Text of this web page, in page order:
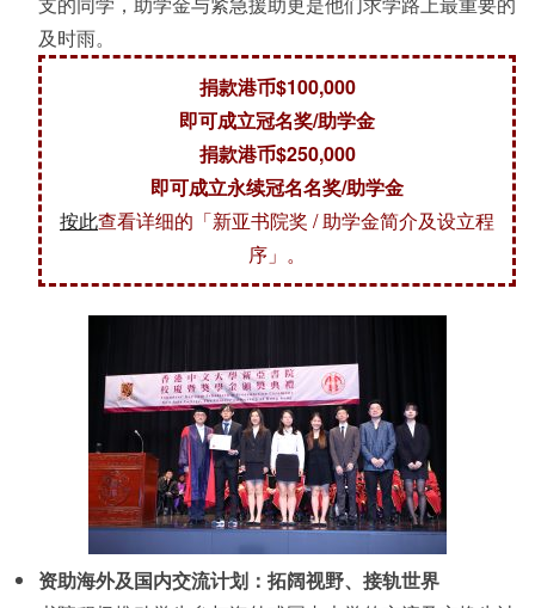
及时雨。
捐款港币$100,000
即可成立冠名奖/助学金
捐款港币$250,000
即可成立永续冠名名奖/助学金
按此查看详细的「新亚书院奖 / 助学金简介及设立程
序」。
资助海外及国内交流计划：拓阔视野、接轨世界